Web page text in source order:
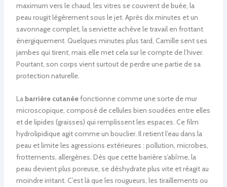
maximum vers le chaud, les vitres se couvrent de buée, la
peau rougit légèrement sous le jet. Après dix minutes et un
savonnage complet, la serviette achève le travail en frottant
énergiquement. Quelques minutes plus tard, Camille sent ses
jambes qui tirent, mais elle met cela sur le compte de l’hiver.
Pourtant, son corps vient surtout de perdre une partie de sa
protection naturelle.
La barrière cutanéefonctionne comme une sorte de mur
microscopique, composé de cellules bien soudées entre elles
et de lipides (graisses) qui remplissent les espaces. Ce film
hydrolipidique agit comme un bouclier. Il retient l’eau dans la
peau et limite les agressions extérieures : pollution, microbes,
frottements, allergènes. Dès que cette barrière s’abîme, la
peau devient plus poreuse, se déshydrate plus vite et réagit au
moindre irritant. C’est là que les rougueurs, les tiraillements ou